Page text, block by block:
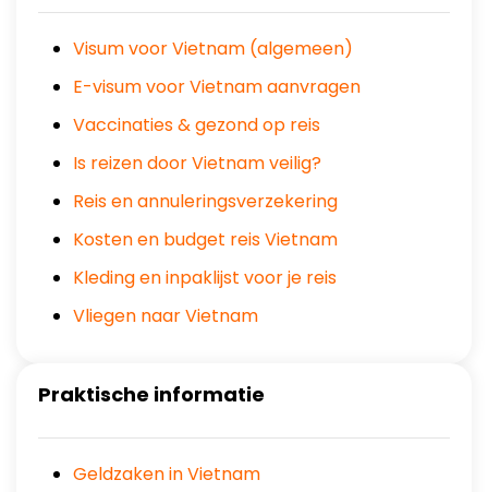
Visum voor Vietnam (algemeen)
E-visum voor Vietnam aanvragen
Vaccinaties & gezond op reis
Is reizen door Vietnam veilig?
Reis en annuleringsverzekering
Kosten en budget reis Vietnam
Kleding en inpaklijst voor je reis
Vliegen naar Vietnam
Praktische informatie
Geldzaken in Vietnam